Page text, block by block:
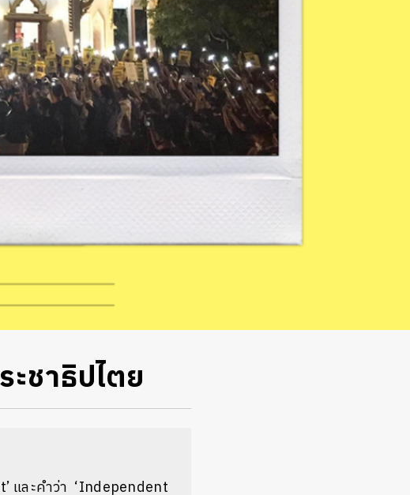
ชาธิปไตย
และคำว่า ‘Independent